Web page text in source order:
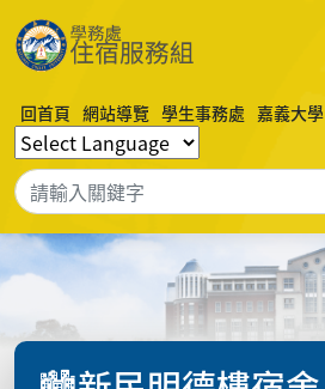
回首頁 網站導覽 學生事務處 嘉義大學